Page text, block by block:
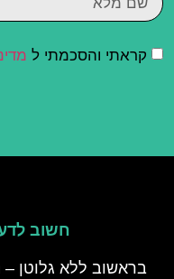
קראתי והסכמתי ל
חשוב
בראשוב ללא גלוטן